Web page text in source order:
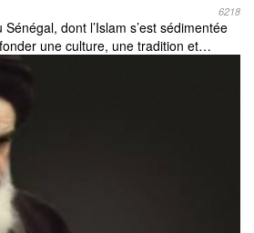
6218
dont l’Islam s’est sédimentée
une culture, une tradition et…